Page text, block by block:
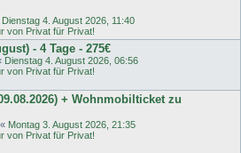
Dienstag 4. August 2026, 11:40
von Privat für Privat!
- 4 Tage - 275€
Dienstag 4. August 2026, 06:56
von Privat für Privat!
+ Wohnmobilticket zu
« Montag 3. August 2026, 21:35
von Privat für Privat!